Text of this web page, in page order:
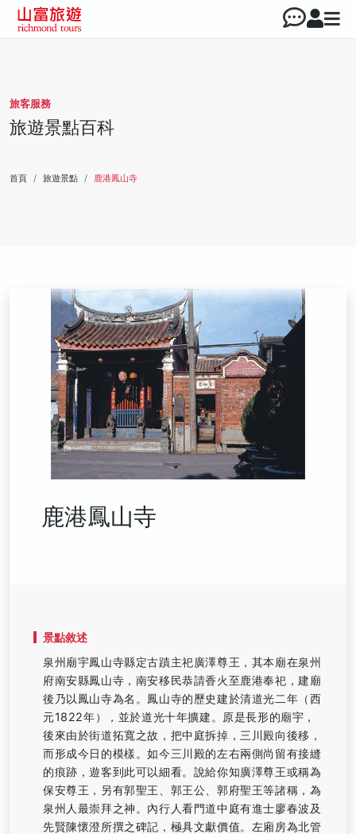
旅客服務
旅遊景點百科
首頁 旅遊景點 鹿港鳳山寺
鹿港鳳山寺
景點敘述
泉州廟宇鳳山寺縣定古蹟主祀廣澤尊王，其本廟在泉州
府南安縣鳳山寺，南安移民恭請香火至鹿港奉祀，建廟
後乃以鳳山寺為名。鳳山寺的歷史建於清道光二年（西
元1822年），並於道光十年擴建。原是長形的廟宇，
後來由於街道拓寬之故，把中庭拆掉，三川殿向後移，
而形成今日的模樣。如今三川殿的左右兩側尚留有接縫
的痕跡，遊客到此可以細看。說給你知廣澤尊王或稱為
保安尊王，另有郭聖王、郭王公、郭府聖王等諸稱，為
泉州人最崇拜之神。內行人看門道中庭有進士廖春波及
先賢陳懷澄所撰之碑記，極具文獻價值。左廂房為北管